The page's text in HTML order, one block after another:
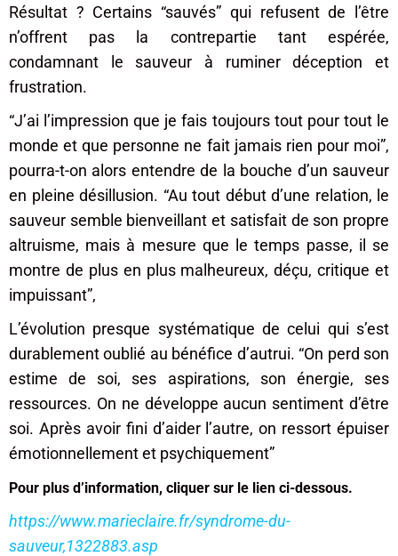
Résultat ? Certains “sauvés” qui refusent de l’être
n’offrent pas la contrepartie tant espérée,
condamnant le sauveur à ruminer déception et
frustration.
“J’ai l’impression que je fais toujours tout pour tout le
monde et que personne ne fait jamais rien pour moi”,
pourra-t-on alors entendre de la bouche d’un sauveur
en pleine désillusion. “Au tout début d’une relation, le
sauveur semble bienveillant et satisfait de son propre
altruisme, mais à mesure que le temps passe, il se
montre de plus en plus malheureux, déçu, critique et
impuissant”,
L’évolution presque systématique de celui qui s’est
durablement oublié au bénéfice d’autrui. “On perd son
estime de soi, ses aspirations, son énergie, ses
ressources. On ne développe aucun sentiment d’être
soi. Après avoir fini d’aider l’autre, on ressort épuiser
émotionnellement et psychiquement”
Pour plus d’information, cliquer sur le lien ci-dessous.
https://www.marieclaire.fr/syndrome-du-
sauveur,1322883.asp